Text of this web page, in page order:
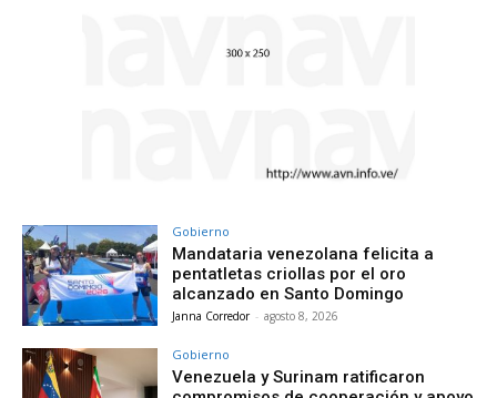
Gobierno
Mandataria venezolana felicita a
pentatletas criollas por el oro
alcanzado en Santo Domingo
Janna Corredor - agosto 8, 2026
Gobierno
Venezuela y Surinam ratificaron